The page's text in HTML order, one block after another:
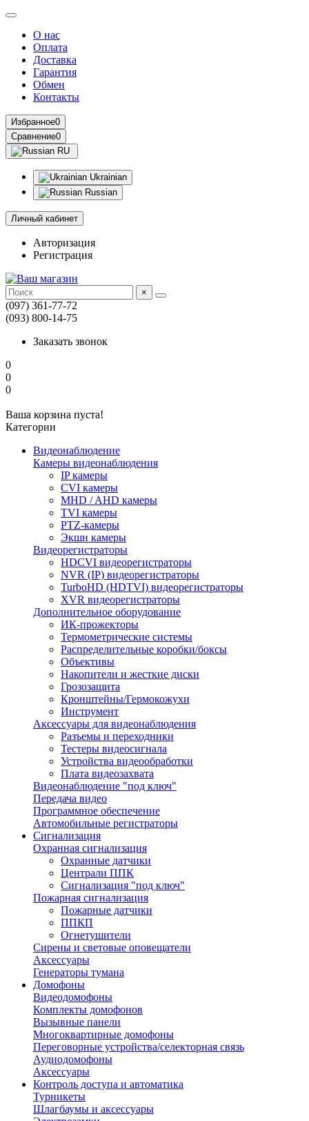
О нас
Оплата
Доставка
Гарантия
Обмен
Контакты
Избранное0
Сравнение0
RU
Ukrainian
Russian
Личный кабинет
Авторизация
Регистрация
×
(097) 361-77-72
(093) 800-14-75
Заказать звонок
0
0
0
Ваша корзина пуста!
Категории
Видеонаблюдение
Камеры видеонаблюдения
IP камеры
CVI камеры
MHD / AHD камеры
TVI камеры
PTZ-камеры
Экшн камеры
Видеорегистраторы
HDCVI видеорегистраторы
NVR (IP) видеорегистраторы
TurboHD (HDTVI) видеорегистраторы
XVR видеорегистраторы
Дополнительное оборудование
ИК-прожекторы
Термометрические системы
Распределительные коробки/боксы
Объективы
Накопители и жесткие диски
Грозозащита
Кронштейны/Гермокожухи
Инструмент
Аксессуары для видеонаблюдения
Разъемы и переходники
Тестеры видеосигнала
Устройства видеообработки
Плата видеозахвата
Видеонаблюдение "под ключ"
Передача видео
Программное обеспечение
Автомобильные регистраторы
Сигнализация
Охранная сигнализация
Охранные датчики
Централи ППК
Сигнализация "под ключ"
Пожарная сигнализация
Пожарные датчики
ППКП
Огнетушители
Сирены и световые оповещатели
Аксессуары
Генераторы тумана
Домофоны
Видеодомофоны
Комплекты домофонов
Вызывные панели
Многоквартирные домофоны
Переговорные устройства/селекторная связь
Аудиодомофоны
Аксессуары
Контроль доступа и автоматика
Турникеты
Шлагбаумы и аксессуары